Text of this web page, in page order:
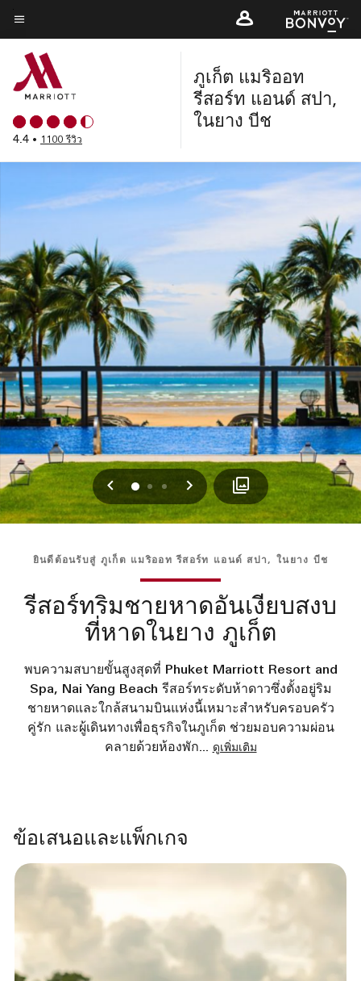
Skip
to
main
content
ข้อความเมนู
4.4 • 1100 รีวิว
ภูเก็ต แมริออท
รีสอร์ท แอนด์ สปา,
ในยาง บีช
ก่อนหน้า
0 1 2 ถัดไป
ยินดีต้อนรับสู่ ภูเก็ต แมริออท รีสอร์ท แอนด์ สปา, ในยาง บีช
รีสอร์ทริมชายหาดอันเงียบสงบ
ที่หาดในยาง ภูเก็ต
พบความสบายขั้นสูงสุดที่ Phuket Marriott Resort and
Spa, Nai Yang Beach รีสอร์ทระดับห้าดาวซึ่งตั้งอยู่ริม
ชายหาดและใกล้สนามบินแห่งนี้เหมาะสำหรับครอบครัว
คู่รัก และผู้เดินทางเพื่อธุรกิจในภูเก็ต ช่วยมอบความผ่อน
คลายด้วยห้องพัก... ดูเพิ่มเติม
ข้อเสนอและแพ็กเกจ